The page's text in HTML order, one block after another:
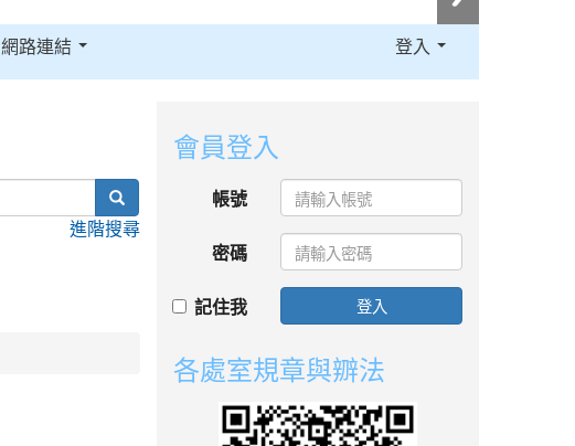
網路連結 登入
進階搜尋
會員登入
帳號
密碼
記住我 登入
各處室規章與辧法